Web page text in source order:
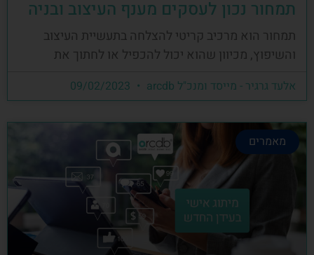
תמחור נכון לעסקים מענף העיצוב ובניה
תמחור הוא מרכיב קריטי להצלחה בתעשיית העיצוב
והשיפוץ, מכיוון שהוא יכול להכפיל או לחתוך את
אלעד גרגיר - מייסד ומנכ"ל arcdb
מאמרים